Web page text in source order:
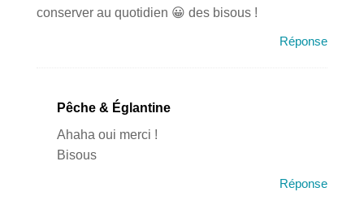
conserver au quotidien 😀 des bisous !
Réponse
Pêche & Églantine
Ahaha oui merci !
Bisous
Réponse